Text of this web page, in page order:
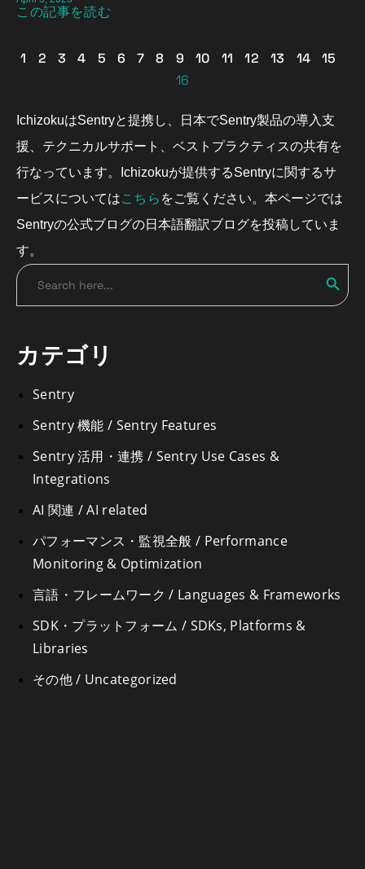
この記事を読む
1 2 3 4 5 6 7 8 9 10 11 12 13 14
15
16
IchizokuはSentryと提携し、日本でSentry製品の導入支
援、テクニカルサポート、ベストプラクティスの共有を
行なっています。Ichizokuが提供するSentryに関するサ
ービスについてはこちら をご覧ください。本ページでは
Sentryの公式ブログの日本語翻訳ブログを投稿していま
す。
Search
for:
カテゴリ
AI 関連 / AI related
SDK・プラットフォーム / SDKs, Platforms &
Libraries
Sentry
Sentry 機能 / Sentry Features
Sentry 活用・連携 / Sentry Use Cases &
Integrations
その他 / Uncategorized
パフォーマンス・監視全般 / Performance
Monitoring & Optimization
言語・フレームワーク / Languages & Frameworks